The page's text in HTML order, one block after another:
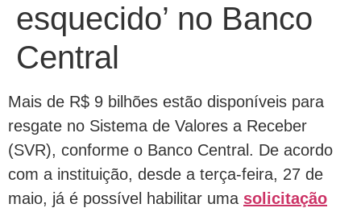
esquecido’ no Banco
Central
Mais de R$ 9 bilhões estão disponíveis para
resgate no Sistema de Valores a Receber
(SVR), conforme o Banco Central. De acordo
com a instituição, desde a terça-feira, 27 de
maio, já é possível habilitar uma solicitação